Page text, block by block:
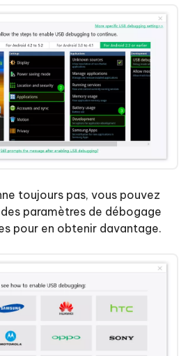
toujours pas, vous pouvez
paramètres de débogage
pour en obtenir davantage.